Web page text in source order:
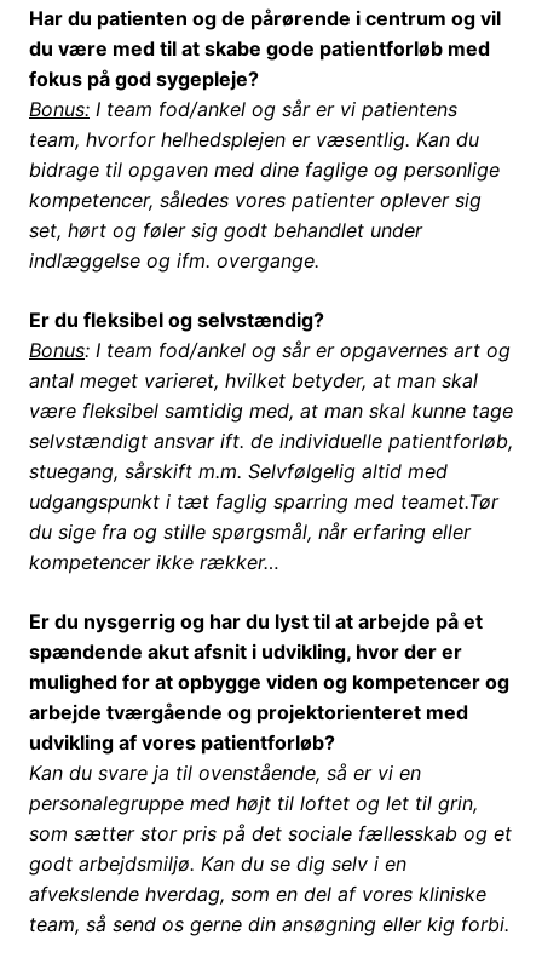
Har du patienten og de pårørende i centrum og vil
du være med til at skabe gode patientforløb med
fokus på god sygepleje?
Bonus: I team fod/ankel og sår er vi patientens
team, hvorfor helhedsplejen er væsentlig. Kan du
bidrage til opgaven med dine faglige og personlige
kompetencer, således vores patienter oplever sig
set, hørt og føler sig godt behandlet under
indlæggelse og ifm. overgange.
Er du fleksibel og selvstændig?
Bonus: I team fod/ankel og sår er opgavernes art og
antal meget varieret, hvilket betyder, at man skal
være fleksibel samtidig med, at man skal kunne tage
selvstændigt ansvar ift. de individuelle patientforløb,
stuegang, sårskift m.m. Selvfølgelig altid med
udgangspunkt i tæt faglig sparring med teamet.Tør
du sige fra og stille spørgsmål, når erfaring eller
kompetencer ikke rækker…
Er du nysgerrig og har du lyst til at arbejde på et
spændende akut afsnit i udvikling, hvor der er
mulighed for at opbygge viden og kompetencer og
arbejde tværgående og projektorienteret med
udvikling af vores patientforløb?
Kan du svare ja til ovenstående, så er vi en
personalegruppe med højt til loftet og let til grin,
som sætter stor pris på det sociale fællesskab og et
godt arbejdsmiljø. Kan du se dig selv i en
afvekslende hverdag, som en del af vores kliniske
team, så send os gerne din ansøgning eller kig forbi.